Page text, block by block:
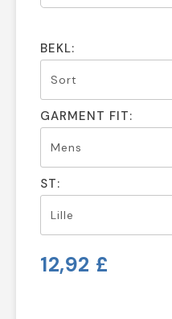
BEKL:
GARMENT FIT:
ST:
12,92 £